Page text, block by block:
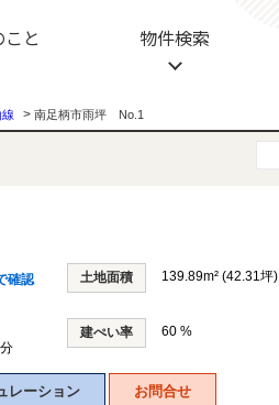
と 物件検索
> 南足柄市雨坪 No.1
確認
土地面積 139.89m² (42.31坪)
建ぺい率 60 %
レーション お問合せ